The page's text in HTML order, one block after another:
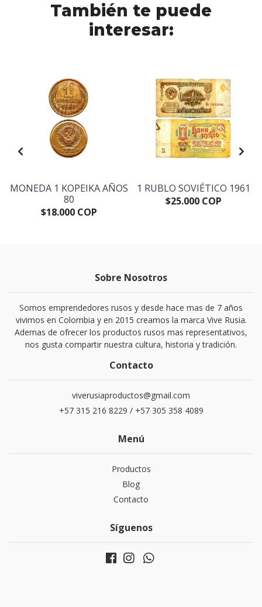
También te puede
interesar:
MONEDA 1 KOPEIKA AÑOS
80
$18.000 COP
1 RUBLO SOVIÉTICO 1961
$25.000 COP
Sobre Nosotros
Somos emprendedores rusos y desde hace mas de 7 años
vivimos en Colombia y en 2015 creamos la marca Vive Rusia.
Ademas de ofrecer los productos rusos mas representativos,
nos gusta compartir nuestra cultura, historia y tradición.
Contacto
viverusiaproductos@gmail.com
+57 315 216 8229 / +57 305 358 4089
Menú
Productos
Blog
Contacto
Síguenos